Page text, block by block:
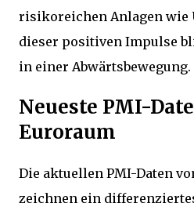
risikoreichen Anlagen wie
dieser positiven Impulse
in einer Abwärtsbewegung.
Neueste PMI-
Euroraum
Die aktuellen PMI-Daten
zeichnen ein